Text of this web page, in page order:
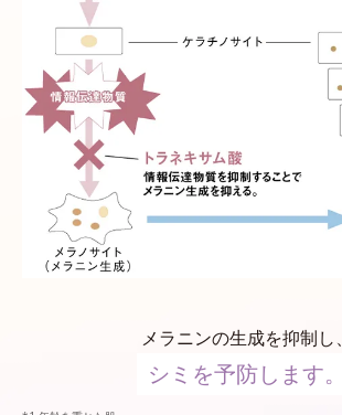
メラニンの生成を抑制し、
シミを予防します。